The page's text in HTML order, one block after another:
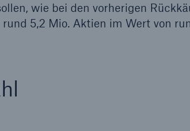
wie bei den vorherigen
5,2 Mio. Aktien im Wert von